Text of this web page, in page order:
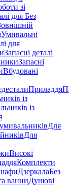
зі
для Без
Умивальні
для
Запасні деталі
Запасні
Вбудовані
Приладдя
із
із
Для
Для
Високі
Комплекти
шафиДзеркалаБез
ванниДушові